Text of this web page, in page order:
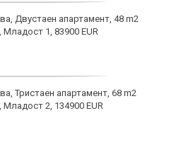
Двустаен апартамент, 48 m2
Младост 1, 83900 EUR
Тристаен апартамент, 68 m2
Младост 2, 134900 EUR